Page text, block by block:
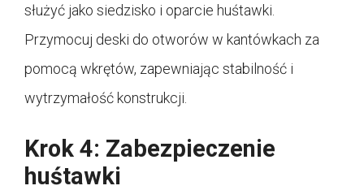
służyć jako siedzisko i oparcie huśtawki.
Przymocuj deski do otworów w kantówkach za
pomocą wkrętów, zapewniając stabilność i
wytrzymałość konstrukcji.
Krok 4: Zabezpieczenie
huśtawki